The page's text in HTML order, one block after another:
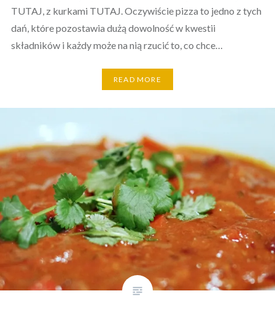
TUTAJ, z kurkami TUTAJ. Oczywiście pizza to jedno z tych
dań, które pozostawia dużą dowolność w kwestii
składników i każdy może na nią rzucić to, co chce…
READ MORE